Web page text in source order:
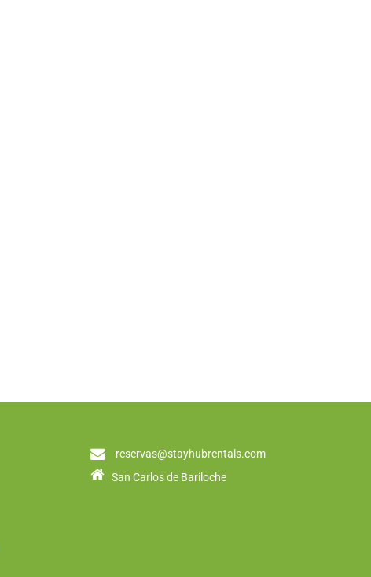
reservas@stayhubrentals.com
San Carlos de Bariloche